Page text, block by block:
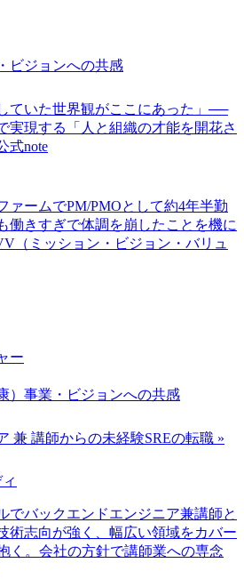
ビジョンへの共感
ていた世界観がここにあった」──
実現する「人と組織の才能を開花さ
式note
ァームでPM/PMOとして約4年半勤
働きすぎで体調を崩したことを機に
（ミッション・ビジョン・バリュ
ー
） 事業・ビジョンへの共感
兼 講師からの未経験SREの転職 »
でバックエンドエンジニア兼講師と
術志向が強く、幅広い領域をカバー
く。会社の方針で講師業への専念